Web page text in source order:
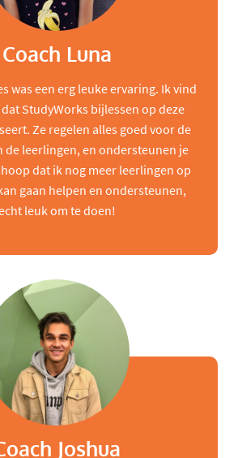
Coach Luna
was een erg leuke ervaring. Ik vind
StudyWorks bijlessen op deze
Ze regelen alles goed voor de
de leerlingen, en ondersteunen je
dat ik nog meer leerlingen op
gaan helpen en ondersteunen,
leuk om te doen!
Joshua